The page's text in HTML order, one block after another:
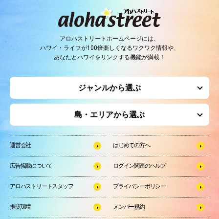
アロハストリートホームページには、
ハワイ・ライフが100倍楽しくなるワクワク情報や、
あなたとハワイをリンクする機能が満載！
ジャンルから選ぶ
島・エリアから選ぶ
運営会社 はじめての方へ
広告掲載について ログイン関連のヘルプ
アロハストリートスタッフ プライバシーポリシー
推奨環境 メンバー規約